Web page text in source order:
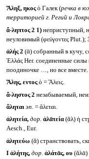
Ἃληξ, ηκοςὁ Галек (речка в
территорией г. Регий и
ἄ-ληπτος 2 1)неприступный,
неуловимый (φεύγοντες Plut.);
ἁλής 2 (ᾱ) собранный в кучу,
Ἑλλάς Her. соединенные силы
поодиночке …, но все вместе.
Ἃλης, εντοςὁ = Ἃλεις.
ἄ-ληστος 2 незабываемый,
ἅληται эп. = ἅλεται.
ἀλητεία, дор. ἀλᾱτεία(ᾰλ) ἡ
Aesch., Eur.
ἀλητεύω (ᾰ) странствовать,
I ἀλήτης, дор. ἀλάτᾱς, ου(ᾰλᾱ)